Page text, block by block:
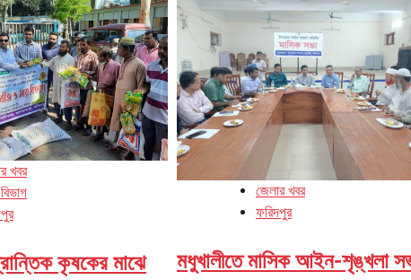
খবর
কৃষকের মাঝে
জেলার খবর
ফরিদপুর
মধুখালীতে মাসিক আইন-শৃঙ্খলা